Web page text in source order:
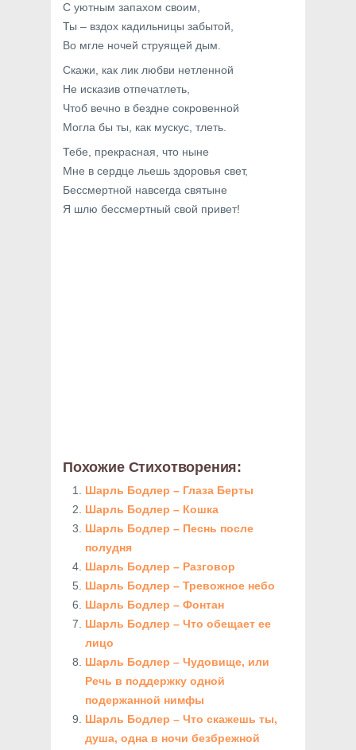
С уютным запахом своим,
Ты – вздох кадильницы забытой,
Во мгле ночей струящей дым.
Скажи, как лик любви нетленной
Не исказив отпечатлеть,
Чтоб вечно в бездне сокровенной
Могла бы ты, как мускус, тлеть.
Тебе, прекрасная, что ныне
Мне в сердце льешь здоровья свет,
Бессмертной навсегда святыне
Я шлю бессмертный свой привет!
Похожие Стихотворения:
Шарль Бодлер – Глаза Берты
Шарль Бодлер – Кошка
Шарль Бодлер – Песнь после
полудня
Шарль Бодлер – Разговор
Шарль Бодлер – Тревожное небо
Шарль Бодлер – Фонтан
Шарль Бодлер – Что обещает ее
лицо
Шарль Бодлер – Чудовище, или
Речь в поддержку одной
подержанной нимфы
Шарль Бодлер – Что скажешь ты,
душа, одна в ночи безбрежной